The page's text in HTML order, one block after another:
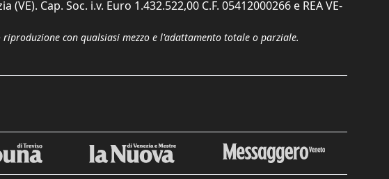
Cap. Soc. i.v. Euro 1.432.522,00 C.F. 05412000266 e REA VE-
con qualsiasi mezzo e l'adattamento totale o parziale.